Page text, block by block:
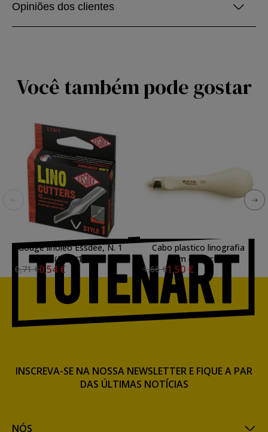
Opiniões dos clientes
Você também pode gostar
Gouge linóleo Essdee, N. 1
(L-12/1)
0,71 €0,54 €
Cabo plastico linografia
com extractor.
1,66 €1,50 €
NÓS
INSCREVA-SE NA NOSSA NEWSLETTER E FIQUE A PAR
DAS ÚLTIMAS NOTÍCIAS